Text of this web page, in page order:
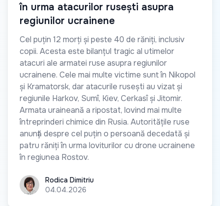
în urma atacurilor rusești asupra
regiunilor ucrainene
Cel puțin 12 morți și peste 40 de răniți, inclusiv
copii. Acesta este bilanțul tragic al utimelor
atacuri ale armatei ruse asupra regiunilor
ucrainene. Cele mai multe victime sunt în Nikopol
și Kramatorsk, dar atacurile rusești au vizat și
regiunile Harkov, Sumî, Kiev, Cerkasî și Jitomir.
Armata uraineană a ripostat, lovind mai multe
întreprinderi chimice din Rusia. Autoritățile ruse
anunță despre cel puțin o persoană decedată și
patru răniți în urma loviturilor cu drone ucrainene
în regiunea Rostov.
Rodica Dimitriu
Rodica Dimitriu
04.04.2026